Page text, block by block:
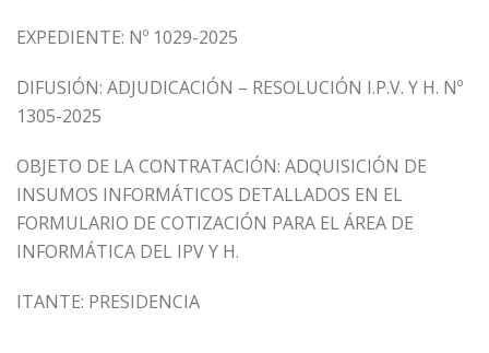
EXPEDIENTE: Nº 1029-2025
DIFUSIÓN: ADJUDICACIÓN – RESOLUCIÓN I.P.V. Y H. Nº
1305-2025
OBJETO DE LA CONTRATACIÓN: ADQUISICIÓN DE
INSUMOS INFORMÁTICOS DETALLADOS EN EL
FORMULARIO DE COTIZACIÓN PARA EL ÁREA DE
INFORMÁTICA DEL IPV Y H.
ITANTE: PRESIDENCIA